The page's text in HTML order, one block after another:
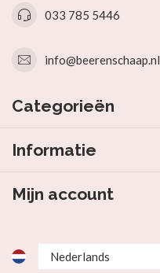
033 785 5446
info@beerenschaap.nl
Categorieën
Informatie
Mijn account